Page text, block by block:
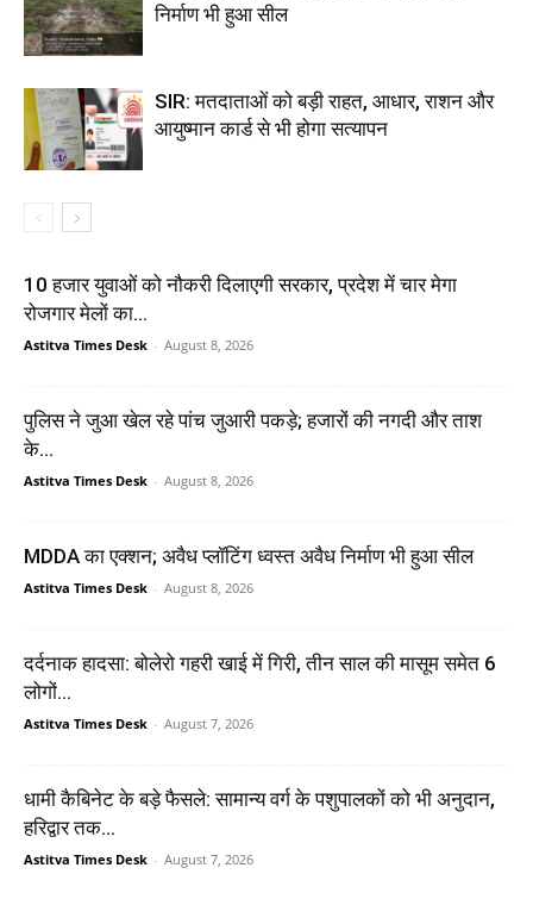
निर्माण भी हुआ सील
SIR: मतदाताओं को बड़ी राहत, आधार, राशन और
आयुष्मान कार्ड से भी होगा सत्यापन
10 हजार युवाओं को नौकरी दिलाएगी सरकार, प्रदेश में चार मेगा
रोजगार मेलों का...
Astitva Times Desk - August 8, 2026
पुलिस ने जुआ खेल रहे पांच जुआरी पकड़े; हजारों की नगदी और ताश
के...
Astitva Times Desk - August 8, 2026
MDDA का एक्शन; अवैध प्लॉटिंग ध्वस्त अवैध निर्माण भी हुआ सील
Astitva Times Desk - August 8, 2026
दर्दनाक हादसा: बोलेरो गहरी खाई में गिरी, तीन साल की मासूम समेत 6
लोगों...
Astitva Times Desk - August 7, 2026
धामी कैबिनेट के बड़े फैसले: सामान्य वर्ग के पशुपालकों को भी अनुदान,
हरिद्वार तक...
Astitva Times Desk - August 7, 2026